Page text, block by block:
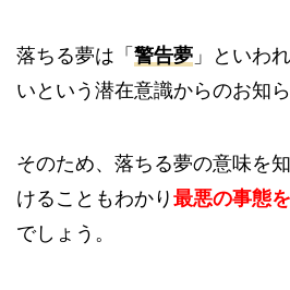
落ちる夢は「 警告夢 」といわ
いという潜在意識からのお知
そのため、落ちる夢の意味を
けることもわかり 最悪の事態
でしょう。